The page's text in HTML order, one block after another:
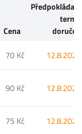
Cena
70 Kč 12.8.2026
90 Kč 12.8.2026
75 Kč 12.8.2026